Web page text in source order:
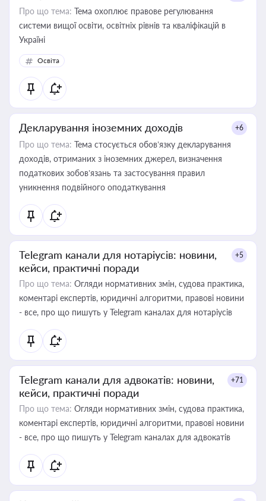
Про що тема: Тема охоплює правове регулювання
системи вищої освіти, освітніх рівнів та кваліфікацій в
Україні
Освіта
Декларування іноземних доходів +6
Про що тема: Тема стосується обов’язку декларування
доходів, отриманих з іноземних джерел, визначення
податкових зобов’язань та застосування правил
уникнення подвійного оподаткування
Telegram канали для нотаріусів: новини,
кейси, практичні поради
+5
Про що тема: Огляди нормативних змін, судова практика,
коментарі експертів, юридичні алгоритми, правові новини
- все, про що пишуть у Telegram каналах для нотаріусів
Telegram канали для адвокатів: новини,
кейси, практичні поради
+71
Про що тема: Огляди нормативних змін, судова практика,
коментарі експертів, юридичні алгоритми, правові новини
- все, про що пишуть у Telegram каналах для адвокатів